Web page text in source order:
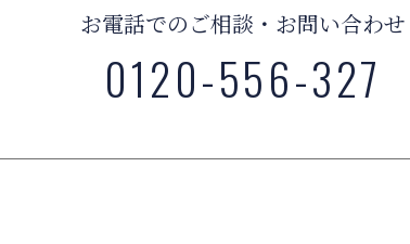
お電話でのご相談・お問い合わせ
0120-556-327